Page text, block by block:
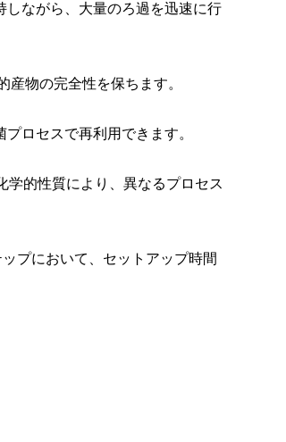
ながら、大量のろ過を迅速に行
物の完全性を保ちます。
ロセスで再利用できます。
学的性質により、異なるプロセス
プにおいて、セットアップ時間